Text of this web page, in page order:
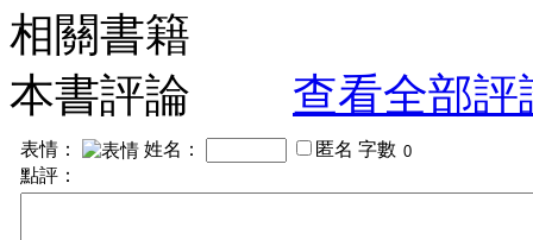
相關書籍
本書評論
查看全部評
表情： 姓名： 匿名 字數
點評：